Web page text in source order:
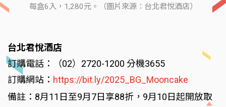
每盒6入，1,280元。（圖片來源：台北君悅酒店）
台北君悅酒店
訂購電話：（02）2720-1200 分機3655
訂購網站： https://bit.ly/2025_BG_Mooncake
備註：8月11日至9月7日享88折，9月10日起開放取